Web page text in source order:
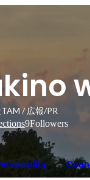
/ 広報/PR
9Followers